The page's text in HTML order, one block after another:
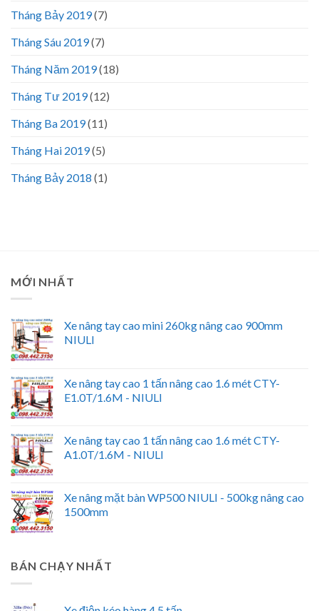
Tháng Bảy 2019(7)
Tháng Sáu 2019(7)
Tháng Năm 2019(18)
Tháng Tư 2019(12)
Tháng Ba 2019(11)
Tháng Hai 2019(5)
Tháng Bảy 2018 (1)
MỚI NHẤT
Xe nâng tay cao mini 260kg nâng cao 900mm
NIULI
Xe nâng tay cao 1 tấn nâng cao 1.6 mét CTY-
E1.0T/1.6M - NIULI
Xe nâng tay cao 1 tấn nâng cao 1.6 mét CTY-
A1.0T/1.6M - NIULI
Xe nâng mặt bàn WP500 NIULI - 500kg nâng cao
1500mm
BÁN CHẠY NHẤT